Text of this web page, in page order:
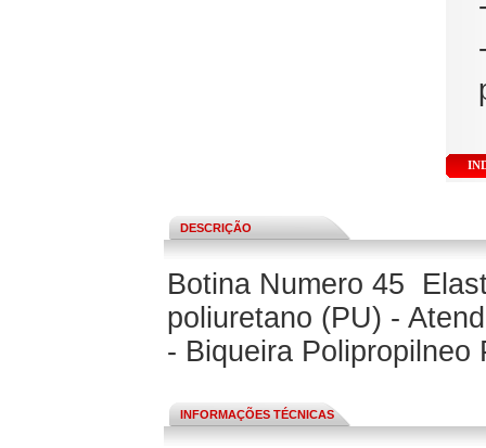
DESCRIÇÃO
Botina Numero 45
poliuretano (PU) -
- Biqueira
INFORMAÇÕES TÉCNICAS